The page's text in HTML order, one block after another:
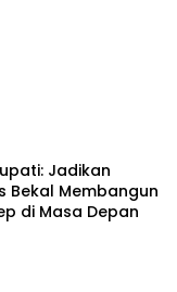
Jadikan
Bekal Membangun
di Masa Depan